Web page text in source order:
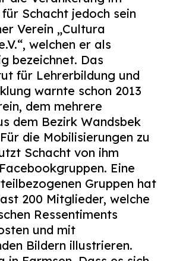
Schacht jedoch sein
Verein „Cultura
welchen er als
bezeichnet. Das
für Lehrerbildung und
warnte schon 2013
dem mehrere
dem Bezirk Wandsbek
die Mobilisierungen zu
Schacht von ihm
Eine
Gruppen hat
200 Mitglieder, welche
Ressentiments
und mit
Bildern illustrieren.